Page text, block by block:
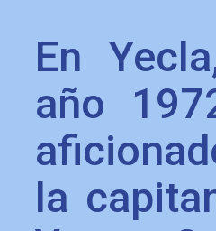
En
año
la